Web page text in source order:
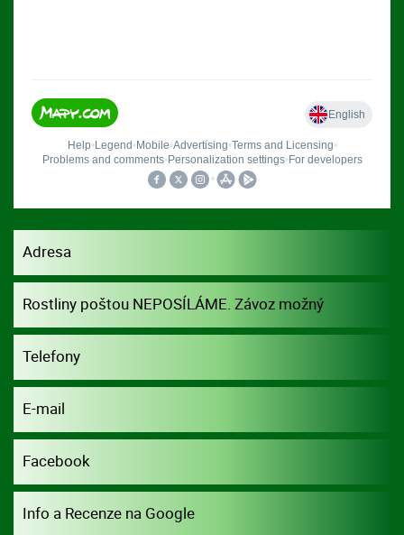
Adresa
Rostliny poštou NEPOSÍLÁME. Závoz možný
dohodou.
Telefony
E-mail
Facebook
Info a Recenze na Google